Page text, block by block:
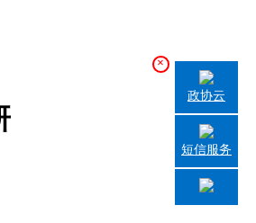
×
政协云
短信服务